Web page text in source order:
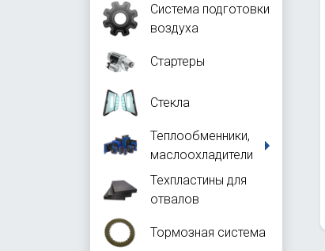
Система подготовки
воздуха
Стартеры
Стекла
Теплообменники,
маслоохладители
Техпластины для
отвалов
Тормозная система